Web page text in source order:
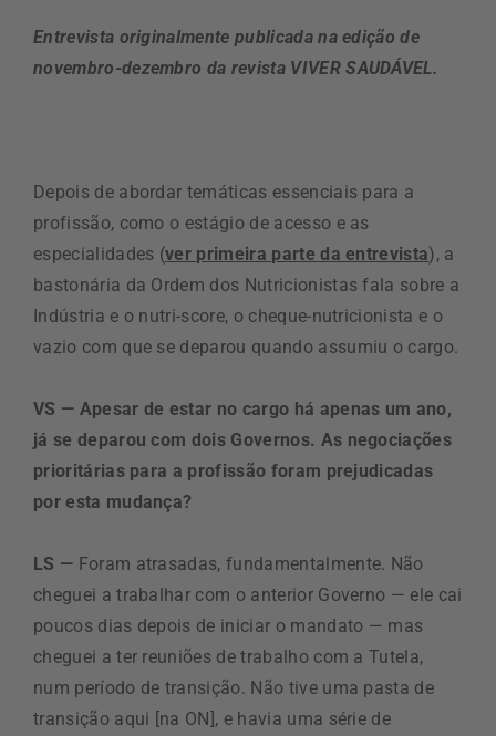
Entrevista originalmente publicada na edição de
novembro-dezembro da revista VIVER SAUDÁVEL.
Depois de abordar temáticas essenciais para a
profissão, como o estágio de acesso e as
especialidades (ver primeira parte da entrevista), a
bastonária da Ordem dos Nutricionistas fala sobre a
Indústria e o nutri-score, o cheque-nutricionista e o
vazio com que se deparou quando assumiu o cargo.
VS — Apesar de estar no cargo há apenas um ano,
já se deparou com dois Governos. As negociações
prioritárias para a profissão foram prejudicadas
por esta mudança?
LS — Foram atrasadas, fundamentalmente. Não
cheguei a trabalhar com o anterior Governo — ele cai
poucos dias depois de iniciar o mandato — mas
cheguei a ter reuniões de trabalho com a Tutela,
num período de transição. Não tive uma pasta de
transição aqui [na ON], e havia uma série de